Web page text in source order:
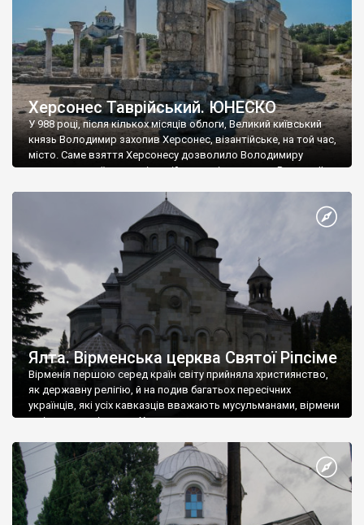
Херсонес Таврійський. ЮНЕСКО
У 988 році, після кількох місяців облоги, Великий київський
князь Володимир захопив Херсонес, візантійське, на той час,
місто. Саме взяття Херсонесу дозволило Володимиру
диктувати свої умови візантійському імператору Василю ІІ, та
Херсонесі Володимир-язичник, став Василем-християнином.
А потім було Хрещення Русі. На честь Херсонесу Таврійського
Ялта. Вірменська церква Святої Ріпсіме
Вірменія першою серед країн світу прийняла християнство,
як державну релігію, й на подив багатьох пересічних
українців, які усіх кавказців вважають мусульманами, вірмени
є відданими вірянами Христа